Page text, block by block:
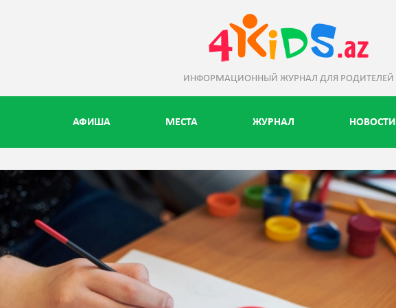
ИНФОРМАЦИОННЫЙ ЖУРНАЛ ДЛЯ РОДИТЕЛЕЙ
АФИША МЕСТА ЖУРНАЛ НОВОСТИ